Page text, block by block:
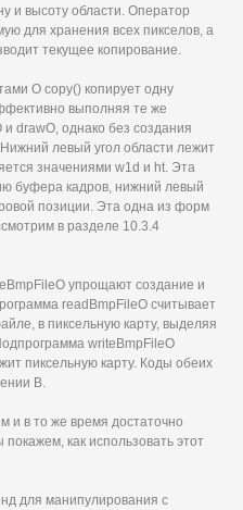
и высоту области. Оператор
для хранения всех пикселов, а
текущее копирование.
О сору() копирует одну
выполняя те же
drawO, однако без создания
левый угол области лежит
значениями w1d и ht. Эта
буфера кадров, нижний левый
позиции. Эта одна из форм
в разделе 10.3.4
упрощают создание и
readBmpFileO считывает
в пиксельную карту, выделяя
writeBmpFileO
пиксельную карту. Коды обеих
В.
и в то же время достаточно
как использовать этот
для манипулирования с